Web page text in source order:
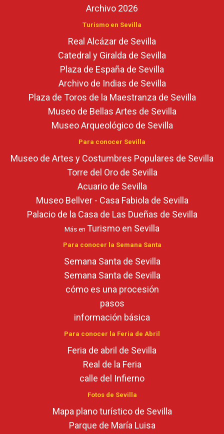
Archivo 2026
Turismo en Sevilla
Real Alcázar de Sevilla
Catedral y Giralda de Sevilla
Plaza de España de Sevilla
Archivo de Indias de Sevilla
Plaza de Toros de la Maestranza de Sevilla
Museo de Bellas Artes de Sevilla
Museo Arqueológico de Sevilla
Para conocer Sevilla
Museo de Artes y Costumbres Populares de Sevilla
Torre del Oro de Sevilla
Acuario de Sevilla
Museo Bellver - Casa Fabiola de Sevilla
Palacio de la Casa de Las Dueñas de Sevilla
Más en Turismo en Sevilla
Para conocer la Semana Santa
Semana Santa de Sevilla
Semana Santa de Sevilla
cómo es una procesión
pasos
información básica
Para conocer la Feria de Abril
Feria de abril de Sevilla
Real de la Feria
calle del Infierno
Fotos de Sevilla
Mapa plano turístico de Sevilla
Parque de María Luisa